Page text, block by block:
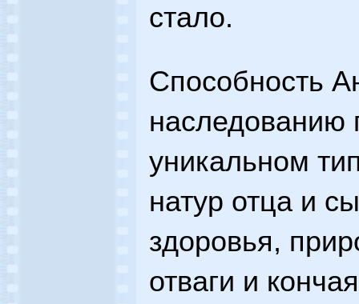
стало.
Способность
наследованию
уникальном
натур отца и
здоровья,
отваги и